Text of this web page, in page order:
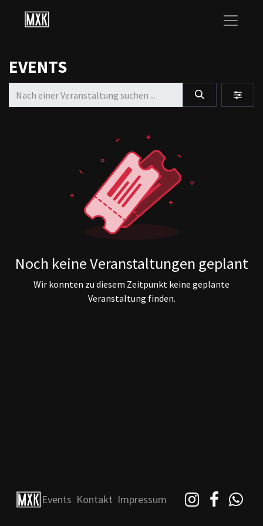
EVENTS
Noch keine Veranstaltungen geplant
Wir konnten zu diesem Zeitpunkt keine geplante
Veranstaltung finden.
Events Kontakt Impressum